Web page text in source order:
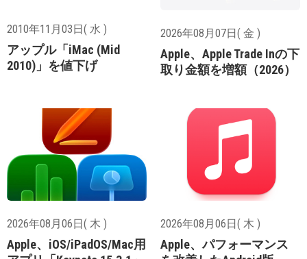
2010年11月03日( 水 )
アップル「iMac (Mid
2010)」を値下げ
2026年08月07日( 金 )
Apple、Apple Trade Inの下
取り金額を増額（2026）
2026年08月06日( 木 )
Apple、iOS/iPadOS/Mac用
2026年08月06日( 木 )
Apple、パフォーマンス